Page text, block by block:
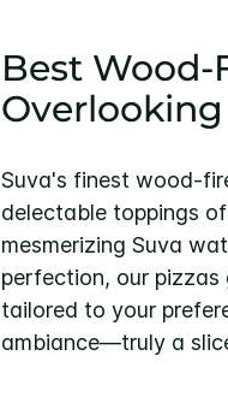
Best Wood-
Suva's finest wood-
delectable toppings
mesmerizing Suva
perfection, our pizzas
tailored to your
ambiance—truly a